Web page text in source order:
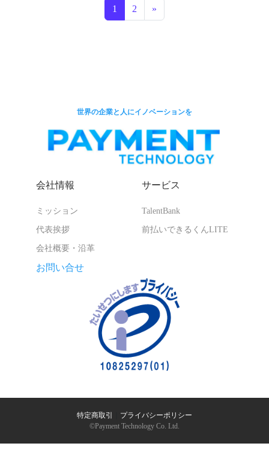
1 2 »
世界の企業と人にイノベーションを
会社情報
ミッション
代表挨拶
会社概要・沿革
サービス
TalentBank
前払いできるくんLITE
お問い合せ
特定商取引
プライバシーポリシー
©︎Payment Technology Co. Ltd.